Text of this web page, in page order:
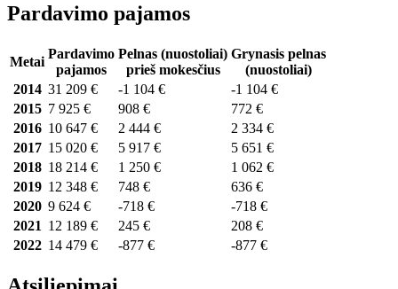
Pardavimo pajamos
Metai
Pardavimo
pajamos
Pelnas (nuostoliai)
prieš mokesčius
Grynasis pelnas
(nuostoliai)
2014 31 209 € -1 104 €
-1 104 €
2015 7 925 € 908 €
772 €
2016 10 647 € 2 444 €
2 334 €
2017 15 020 € 5 917 €
5 651 €
2018 18 214 € 1 250 €
1 062 €
2019 12 348 € 748 €
636 €
2020 9 624 € -718 €
-718 €
2021 12 189 € 245 €
208 €
2022 14 479 € -877 € -877 €